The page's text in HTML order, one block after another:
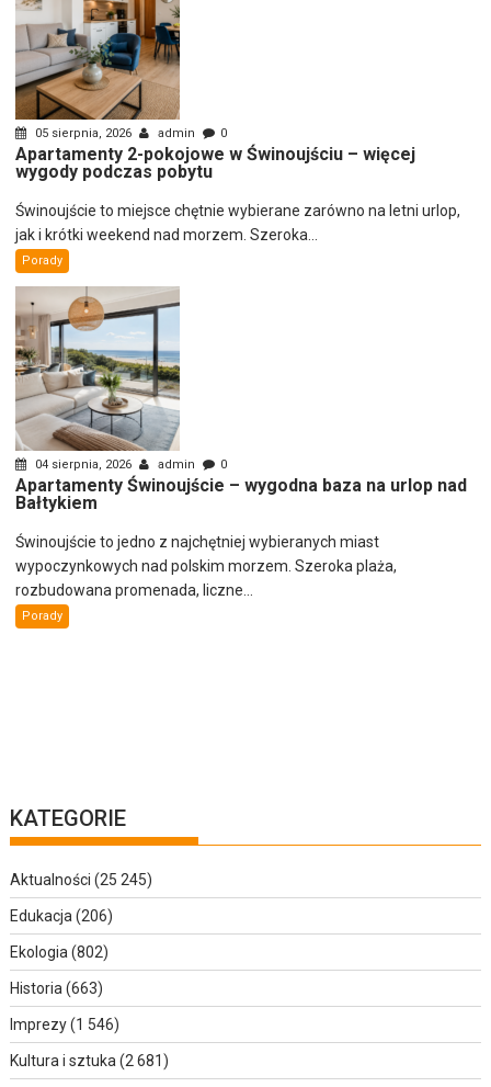
05 sierpnia, 2026 admin 0
Apartamenty 2-pokojowe w Świnoujściu – więcej
wygody podczas pobytu
Świnoujście to miejsce chętnie wybierane zarówno na letni urlop,
jak i krótki weekend nad morzem. Szeroka...
Porady
04 sierpnia, 2026 admin 0
Apartamenty Świnoujście – wygodna baza na urlop nad
Bałtykiem
Świnoujście to jedno z najchętniej wybieranych miast
wypoczynkowych nad polskim morzem. Szeroka plaża,
rozbudowana promenada, liczne...
Porady
KATEGORIE
Aktualności (25 245)
Edukacja (206)
Ekologia (802)
Historia (663)
Imprezy(1 546)
Kultura i sztuka (2 681)